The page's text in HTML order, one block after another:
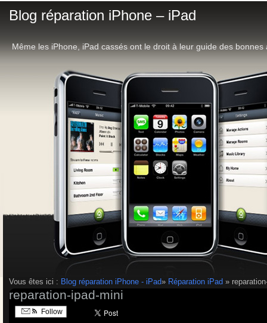
Blog réparation iPhone – iPad
Même les iPhone, iPad cassés ont le droit à leur guide des bonnes
Vous êtes ici : Blog réparation iPhone - iPad» Réparation iPad »
reparation-ipad-mini
Follow